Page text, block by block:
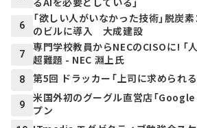
6
「欲しい人がいなかった技術」脱炭
のビルに導入 大成建設
7
専門学校教員からNECのCISOに! 「
超難題 - NEC 淵上氏
8 第5回 ドラッカー「上司に求められ
9
米国外初のグーグル直営店「
プン